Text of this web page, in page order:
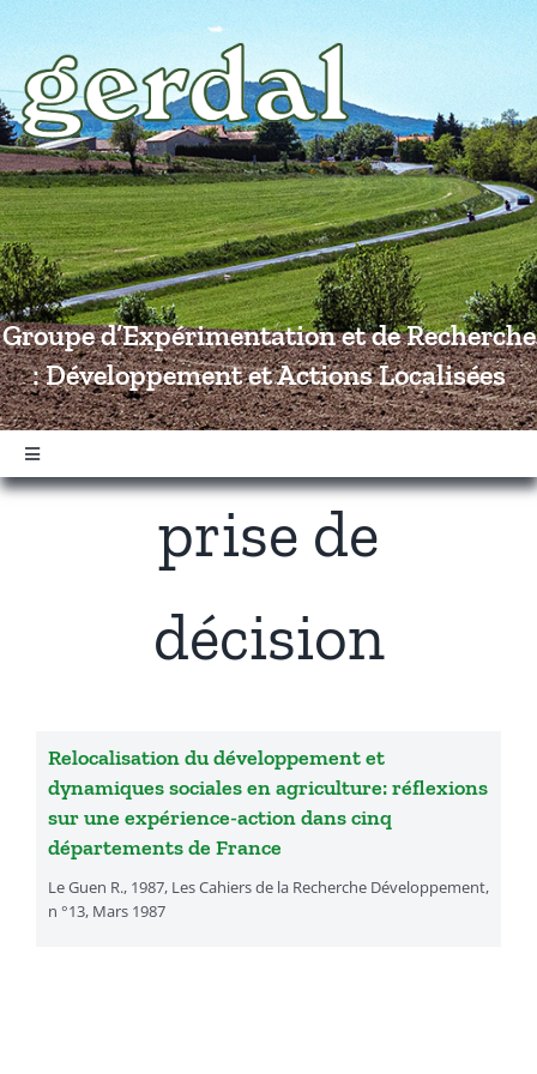
contenu
Groupe d’Expérimentation et de Recherche
: Développement et Actions Localisées
Navigation
à
Recherches & Activités
Séminaires & Journées d’étude
Travaux & Publications
prise de
décision
Relocalisation du développement et
dynamiques sociales en agriculture: réflexions
sur une expérience-action dans cinq
départements de France
Le Guen R., 1987, Les Cahiers de la Recherche Développement,
n °13, Mars 1987